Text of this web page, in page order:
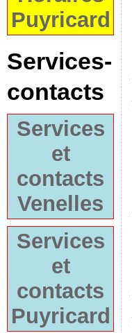
Puyricard
Services-
contacts
Services
et
contacts
Venelles
Services
et
contacts
Puyricard